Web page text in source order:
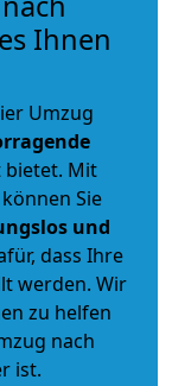
Ihnen
Umzug
bietet. Mit
Sie
und
dass Ihre
werden. Wir
zu helfen
nach
ist.